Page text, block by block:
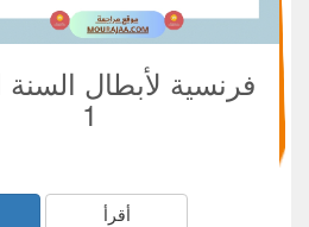
فرنسية لأبطال السنة
1
أقرأ